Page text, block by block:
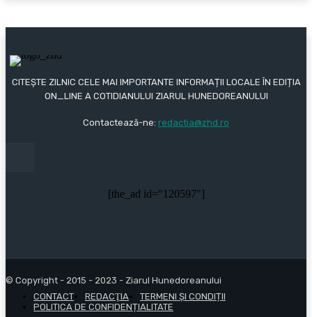
CITEȘTE ZILNIC CELE MAI IMPORTANTE INFORMAȚII LOCALE ÎN EDIȚIA
ON_LINE A COTIDIANULUI ZIARUL HUNEDOREANULUI
Contactează-ne: redactia@zhd.ro
[the_ad id="120597"]
© Copyright - 2015 - 2023 - Ziarul Hunedoreanului
CONTACT
REDACŢIA
TERMENI ȘI CONDIȚII
POLITICA DE CONFIDENȚIALITATE